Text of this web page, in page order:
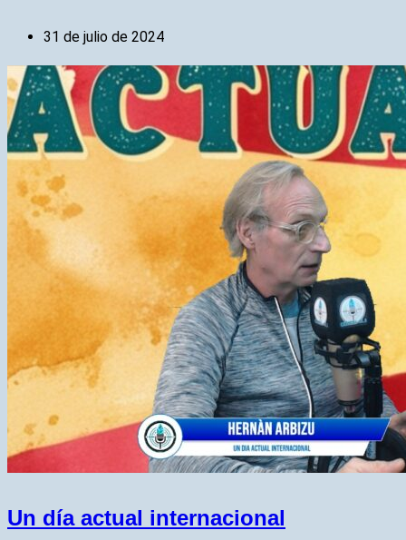
31 de julio de 2024
Un día actual internacional